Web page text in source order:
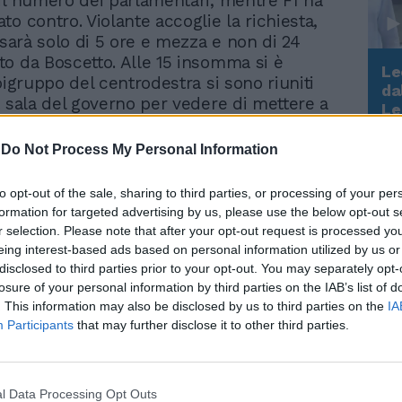
Do Not Process My Personal Information
opt-out of the sale, sharing to third parties, or processing of your
for targeted advertising by us, please use the below opt-out
selection. Please note that after your opt-out request is processed
interest-based ads based on personal information utilized by us
to third parties prior to your opt-out. You may separately
of your personal information by third parties on the IAB’s list of
This information may also be disclosed by us to third parties on the
Participants that may further disclose it to other third parties.
Data Processing Opt Outs
contro. Violante accoglie la richiesta,
solo di 5 ore e mezza e non di 24
da Boscetto. Alle 15 insomma si è
del centrodestra si sono riuniti
del governo per vedere di mettere a
Il leader di An Gianfranco Fini,
se la Cdl sul voto di oggi dovesse
il suo appello è stato accolto anche
ha ben spiegato Enrico La Loggia (FI),
massima nella Cdl «era stata già
notte». E nel comunicato erano
cose: che tutta la Cdl si astiene non
il governo, e che in cambio si
la legge elettorale torni alla Camera. La
ha precisato: «Prima di discutere sul
Rudy Giuliani a Come States?
Trump, Meloni e la strategia
americana